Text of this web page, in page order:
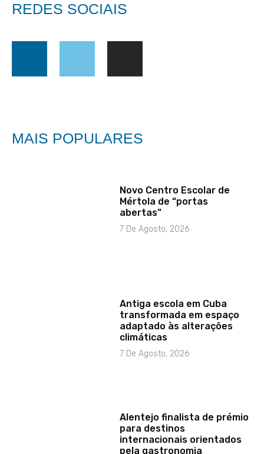
REDES SOCIAIS
MAIS POPULARES
Novo Centro Escolar de
Mértola de “portas
abertas”
7 De Agosto, 2026
Antiga escola em Cuba
transformada em espaço
adaptado às alterações
climáticas
7 De Agosto, 2026
Alentejo finalista de prémio
para destinos
internacionais orientados
pela gastronomia